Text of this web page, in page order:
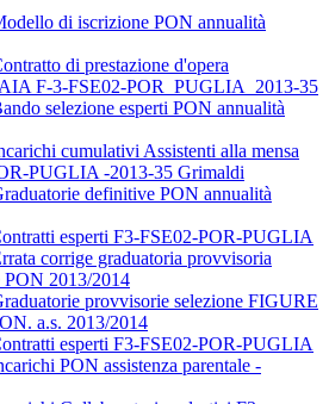
di iscrizione PON annualità
di prestazione d'opera
F-3-FSE02-POR_PUGLIA_2013-35
selezione esperti PON annualità
cumulativi Assistenti alla mensa
PUGLIA -2013-35 Grimaldi
definitive PON annualità
esperti F3-FSE02-POR-PUGLIA
corrige graduatoria provvisoria
PON 2013/2014
provvisorie selezione FIGURE
a.s. 2013/2014
esperti F3-FSE02-POR-PUGLIA
PON assistenza parentale -